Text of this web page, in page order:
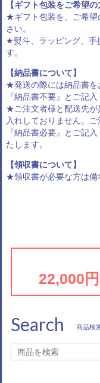
【ギフト包装をご希望の
★ギフト包装を、ご希望
さい。
★熨斗、ラッピング、手
す。
【納品書について】
★発送の際には納品書を
『納品書不要』とご記入
★ご注文者様と配送先が
入れしておりません。
『納品書必要』とご記
たします。
【領収書について】
★領収書が必要な方は備
22,000
Search 商品検